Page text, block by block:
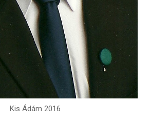
Kis Ádám 2016